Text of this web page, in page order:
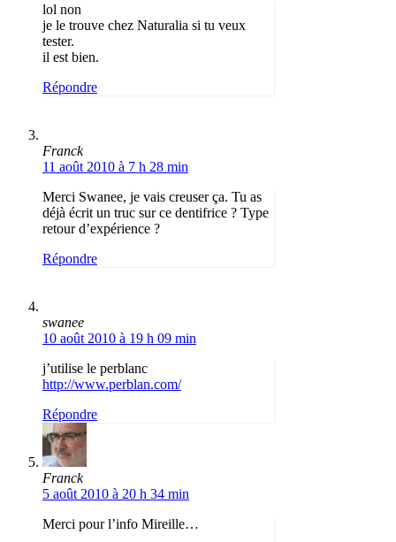
lol non
je le trouve chez Naturalia si tu veux
tester.
il est bien.
Répondre
Franck
11 août 2010 à 7 h 28 min
Merci Swanee, je vais creuser ça. Tu as
déjà écrit un truc sur ce dentifrice ? Type
retour d’expérience ?
Répondre
swanee
10 août 2010 à 19 h 09 min
j’utilise le perblanc
http://www.perblan.com/
Répondre
Franck
5 août 2010 à 20 h 34 min
Merci pour l’info Mireille…